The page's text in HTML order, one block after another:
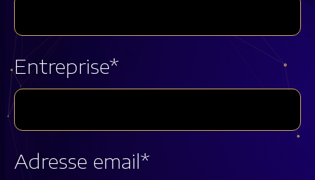
Entreprise*
Adresse email*